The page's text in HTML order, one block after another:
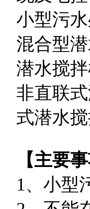
小型污
混合型
潜水搅
非直联
式潜水
【主要
1、小型